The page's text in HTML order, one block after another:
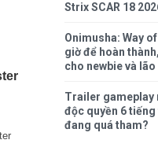
Strix SCAR 18
Onimusha: Way
giờ để hoàn
cho newbie và lão
Trailer gameplay
độc quyền 6
đang quá tham?